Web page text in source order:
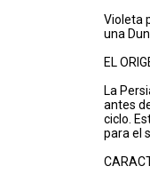
Violeta
una
EL
La
antes
ciclo.
para el